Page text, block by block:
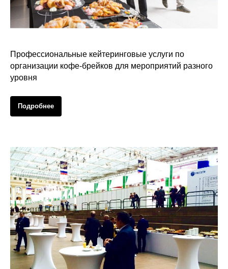
Профессиональные кейтеринговые услуги по
организации кофе-брейков для мероприятий разного
уровня
Подробнее